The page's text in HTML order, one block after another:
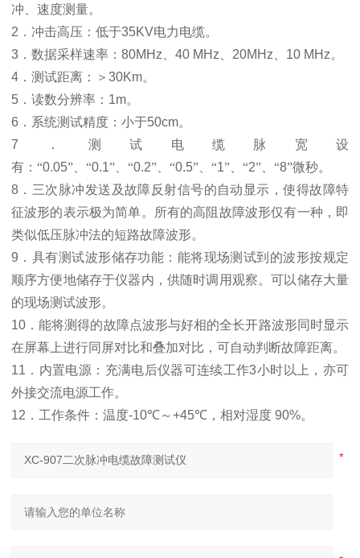
冲、速度测量。
2 ．冲击高压：低于35KV电力电缆。
3 ．数据采样速率： 80MHz 40 MHz 20MHz 10 MHz。
4 ．测试距离： ＞ 30Km。
5 ．读数分辨率： 1m。
6 ．系统测试精度：小于50cm。
7 ．测试电缆脉宽设
有：“0.05”、“0.1”、“0.2”、“0.5”、“1”、“2”、“8”微秒。
8 ．三次脉冲发送及故障反射信号的自动显示，使得故障特
征波形的表示极为简单。所有的高阻故障波形仅有一种，即
类似低压脉冲法的短路故障波形。
9 ．具有测试波形储存功能：能将现场测试到的波形按规定
顺序方便地储存于仪器内，供随时调用观察。可以储存大量
的现场测试波形。
10 ．能将测得的故障点波形与好相的全长开路波形同时显示
在屏幕上进行同屏对比和叠加对比，可自动判断故障距离。
11 ．内置电源：充满电后仪器可连续工作3小时以上，亦可
外接交流电源工作。
12 ． 工作条件：温度-10℃～+45℃ ，相对湿度 90%。